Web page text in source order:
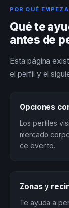
POR QUÉ
Qué te
antes de
Esta página
el perfil y el
Opciones
Los perfiles
mercado
de evento.
Zonas y
Te ayuda a